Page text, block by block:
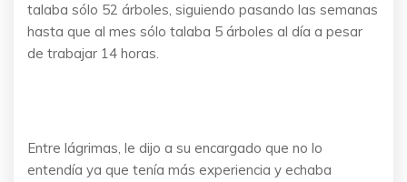
talaba sólo 52 árboles, siguiendo pasando las semanas
hasta que al mes sólo talaba 5 árboles al día a pesar
de trabajar 14 horas.
Entre lágrimas, le dijo a su encargado que no lo
entendía ya que tenía más experiencia y echaba